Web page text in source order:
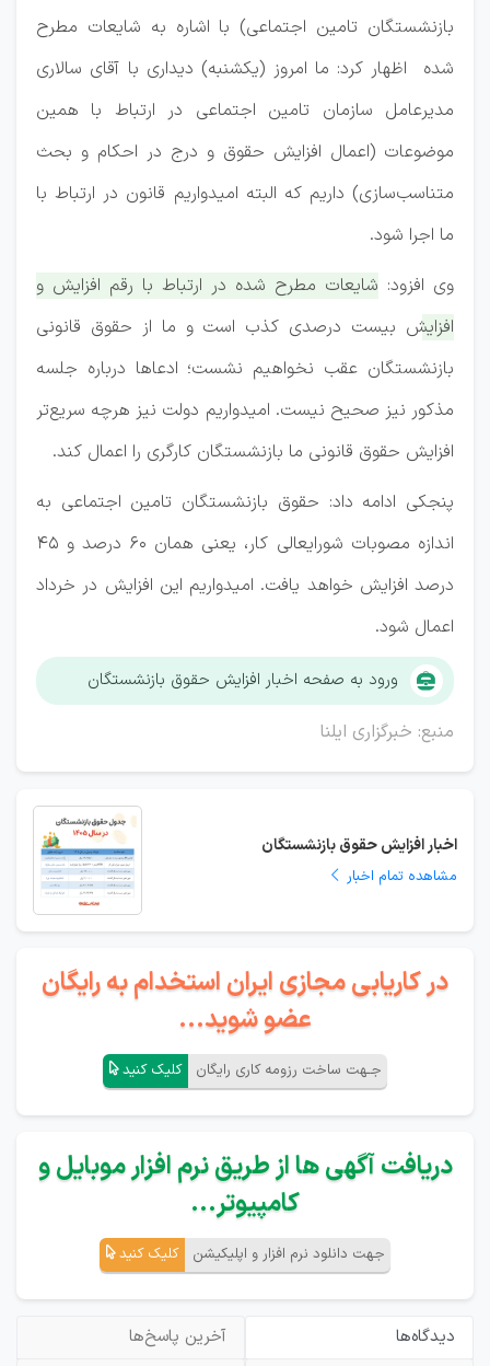
بازنشستگان تامین اجتماعی) با اشاره به شایعات مطرح
شده اظهار کرد: ما امروز (یکشنبه) دیداری با آقای سالاری
مدیرعامل سازمان تامین اجتماعی در ارتباط با همین
موضوعات (اعمال افزایش حقوق و درج در احکام و بحث
متناسب‌سازی) داریم که البته امیدواریم قانون در ارتباط با
ما اجرا شود.
وی افزود: شایعات مطرح شده در ارتباط با رقم افزایش و
افزایش بیست درصدی کذب است و ما از حقوق قانونی
بازنشستگان عقب نخواهیم نشست؛ ادعاها درباره جلسه
مذکور نیز صحیح نیست. امیدواریم دولت نیز هرچه سریع‌تر
افزایش حقوق قانونی ما بازنشستگان کارگری را اعمال کند.
پنجکی ادامه داد: حقوق بازنشستگان تامین اجتماعی به
اندازه مصوبات شورایعالی کار، یعنی همان 60 درصد و 45
درصد افزایش خواهد یافت. امیدواریم این افزایش در خرداد
اعمال شود.
ورود به صفحه اخبار افزایش حقوق بازنشستگان
منبع: خبرگزاری ایلنا
اخبار افزایش حقوق بازنشستگان
مشاهده تمام اخبار
در کاریابی مجازی ایران استخدام به رایگان
عضو شوید...
جـهت ساخت رزومه کاری رایگان کلیک کنید
دریافت آگهی ها از طریق نرم افزار موبایل و
کامپیوتر...
جهت دانلود نرم افزار و اپلیکیشن کلیک کنید
دیدگاه‌ها
آخرین پاسخ‌ها